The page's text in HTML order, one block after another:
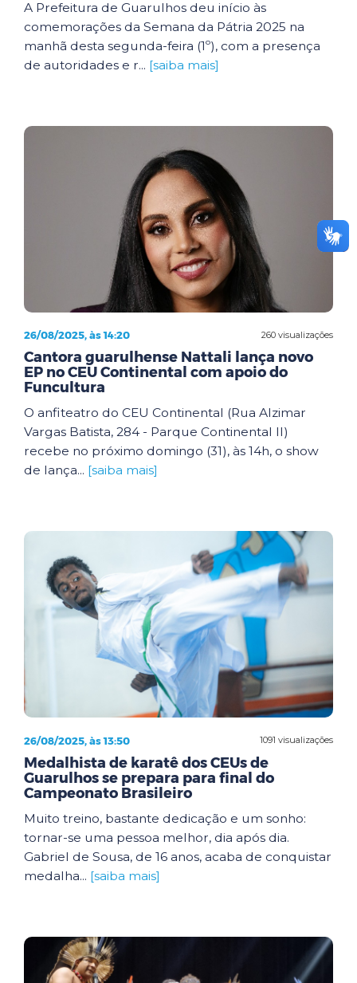
A Prefeitura de Guarulhos deu início às
comemorações da Semana da Pátria 2025 na
manhã desta segunda-feira (1º), com a presença
de autoridades e r... [saiba mais]
260 visualizações
26/08/2025, às 14:20
Cantora guarulhense Nattali lança novo
EP no CEU Continental com apoio do
Funcultura
O anfiteatro do CEU Continental (Rua Alzimar
Vargas Batista, 284 - Parque Continental II)
recebe no próximo domingo (31), às 14h, o show
de lança... [saiba mais]
1091 visualizações
26/08/2025, às 13:50
Medalhista de karatê dos CEUs de
Guarulhos se prepara para final do
Campeonato Brasileiro
Muito treino, bastante dedicação e um sonho:
tornar-se uma pessoa melhor, dia após dia.
Gabriel de Sousa, de 16 anos, acaba de conquistar
medalha... [saiba mais]